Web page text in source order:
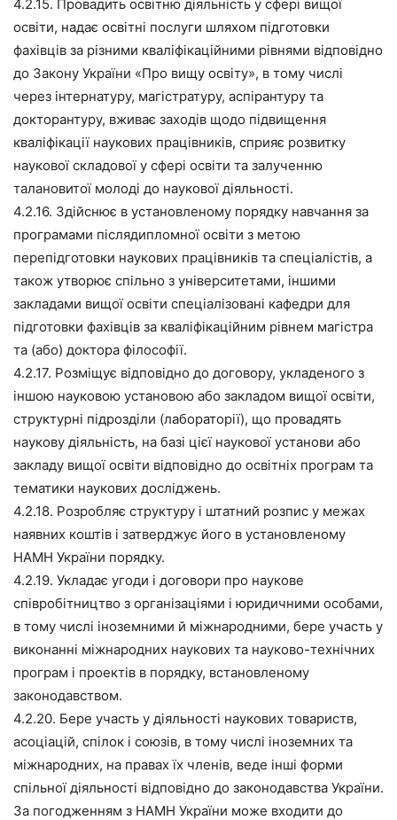
4.2.15. Провадить освітню діяльність у сфері вищої
освіти, надає освітні послуги шляхом підготовки
фахівців за різними кваліфікаційними рівнями відповідно
до Закону України «Про вищу освіту», в тому числі
через інтернатуру, магістратуру, аспірантуру та
докторантуру, вживає заходів щодо підвищення
кваліфікації наукових працівників, сприяє розвитку
наукової складової у сфері освіти та залученню
талановитої молоді до наукової діяльності.
4.2.16. Здійснює в установленому порядку навчання за
програмами післядипломної освіти з метою
перепідготовки наукових працівників та спеціалістів, а
також утворює спільно з університетами, іншими
закладами вищої освіти спеціалізовані кафедри для
підготовки фахівців за кваліфікаційним рівнем магістра
та (або) доктора філософії.
4.2.17. Розміщує відповідно до договору, укладеного з
іншою науковою установою або закладом вищої освіти,
структурні підрозділи (лабораторії), що провадять
наукову діяльність, на базі цієї наукової установи або
закладу вищої освіти відповідно до освітніх програм та
тематики наукових досліджень.
4.2.18. Розробляє структуру і штатний розпис у межах
наявних коштів і затверджує його в установленому
НАМН України порядку.
4.2.19. Укладає угоди і договори про наукове
співробітництво з організаціями і юридичними особами,
в тому числі іноземними й міжнародними, бере участь у
виконанні міжнародних наукових та науково-технічних
програм і проектів в порядку, встановленому
законодавством.
4.2.20. Бере участь у діяльності наукових товариств,
асоціацій, спілок і союзів, в тому числі іноземних та
міжнародних, на правах їх членів, веде інші форми
спільної діяльності відповідно до законодавства України.
За погодженням з НАМН України може входити до